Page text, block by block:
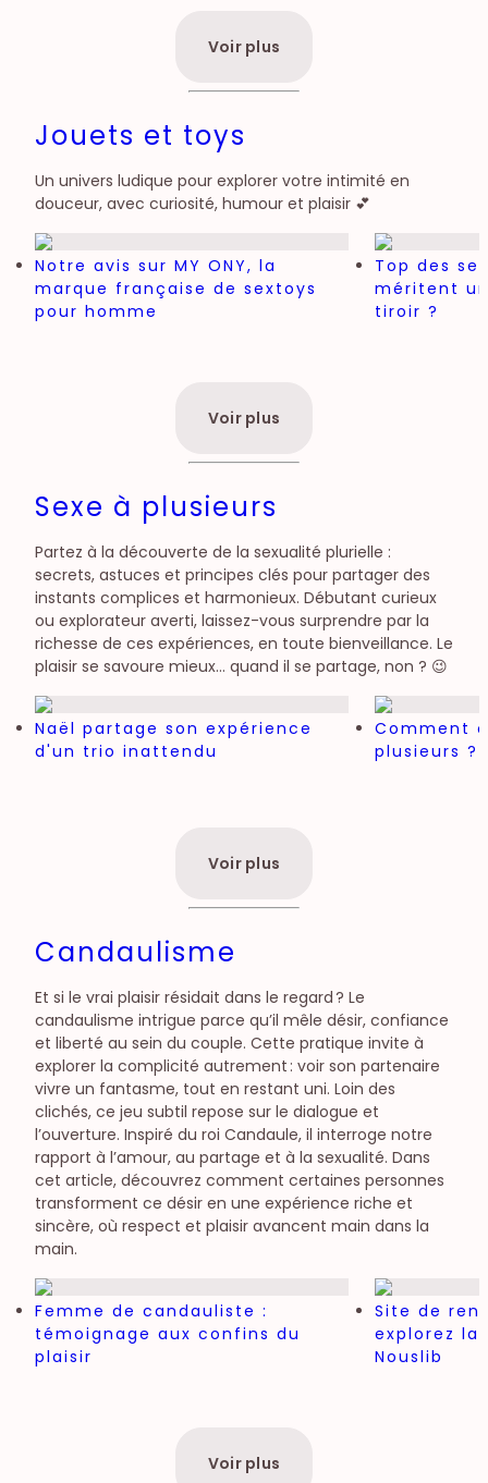
Voir plus
Jouets et toys
Un univers ludique pour explorer votre intimité en
douceur, avec curiosité, humour et plaisir 💕
Notre avis sur MY ONY, la
marque française de sextoys
pour homme
Top des
méritent
tiroir ?
Voir plus
Sexe à plusieurs
Partez à la découverte de la sexualité plurielle :
secrets, astuces et principes clés pour partager des
instants complices et harmonieux. Débutant curieux
ou explorateur averti, laissez-vous surprendre par la
richesse de ces expériences, en toute bienveillance. Le
plaisir se savoure mieux… quand il se partage, non ? 😉
Naël partage son expérience
d'un trio inattendu
Comment
plusieurs
Voir plus
Candaulisme
Et si le vrai plaisir résidait dans le regard ? Le
candaulisme intrigue parce qu’il mêle désir, confiance
et liberté au sein du couple. Cette pratique invite à
explorer la complicité autrement : voir son partenaire
vivre un fantasme, tout en restant uni. Loin des
clichés, ce jeu subtil repose sur le dialogue et
l’ouverture. Inspiré du roi Candaule, il interroge notre
rapport à l’amour, au partage et à la sexualité. Dans
cet article, découvrez comment certaines personnes
transforment ce désir en une expérience riche et
sincère, où respect et plaisir avancent main dans la
main.
Femme de candauliste :
témoignage aux confins du
plaisir
Site de
explorez la
Nouslib
Voir plus